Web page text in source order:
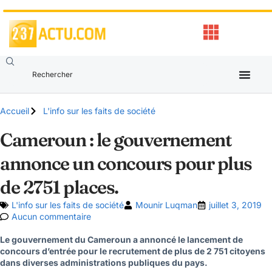
Accueil L'info sur les faits de société
Cameroun : le gouvernement
annonce un concours pour plus
de 2751 places.
L'info sur les faits de société Mounir Luqman
juillet 3, 2019
Aucun commentaire
Le gouvernement du Cameroun a annoncé le lancement de
concours d’entrée pour le recrutement de plus de 2 751 citoyens
dans diverses administrations publiques du pays.